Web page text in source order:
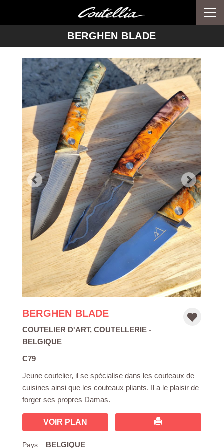
BERGHEN BLADE
BERGHEN BLADE
COUTELIER D'ART, COUTELLERIE -
BELGIQUE
C79
Jeune coutelier, il se spécialise dans les couteaux de
cuisines ainsi que les couteaux pliants. Il a le plaisir de
forger ses propres Damas.
VOIR PLAN
Pays : BELGIQUE